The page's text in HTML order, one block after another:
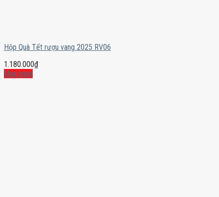
Hộp Quà Tết rượu vang 2025 RV06
1.180.000₫
Mua ngay